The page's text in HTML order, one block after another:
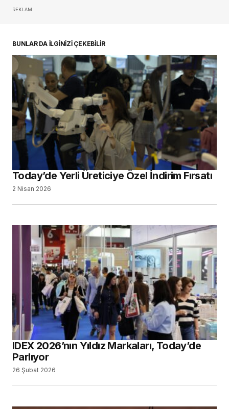
REKLAM
BUNLAR DA İLGİNİZİ ÇEKEBİLİR
Today’de Yerli Üreticiye Özel İndirim Fırsatı
2 Nisan 2026
IDEX 2026’nın Yıldız Markaları, Today’de
Parlıyor
26 Şubat 2026